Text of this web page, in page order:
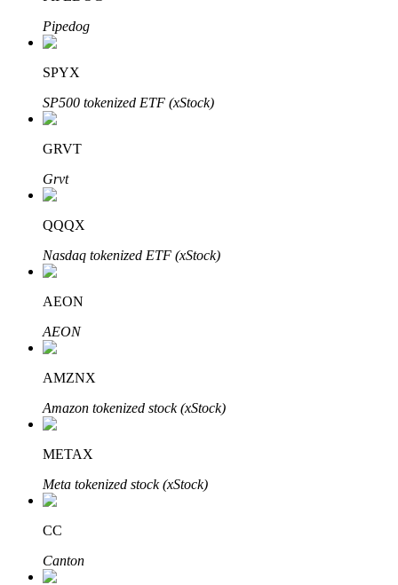
Investasi Otomatis
Raih keuntungan jangka panjang dan kepentingan fleksibel
Bitrue
Mitra Bitrue
Pipedog
SPYX
SP500 tokenized ETF (xStock)
GRVT
Grvt
QQQX
Nasdaq tokenized ETF (xStock)
AEON
AEON
AMZNX
Amazon tokenized stock (xStock)
METAX
Meta tokenized stock (xStock)
CC
Canton